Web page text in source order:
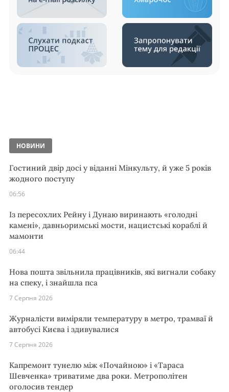
НОВИНИ
Гостиний двір досі у віданні Мінкульту, й уже 5 років
жодного поступу
06:56
Із пересохлих Рейну і Дунаю виринають «голодні
камені», давньоримські мости, нацистські кораблі й
мамонти
06:44
Нова пошта звільнила працівників, які вигнали собаку
на спеку, і знайшла пса
7 Серпня 2026
Журналісти виміряли температуру в метро, трамваї й
автобусі Києва і здивувалися
7 Серпня 2026
Капремонт тунелю між «Почайною» і «Тараса
Шевченка» триватиме два роки. Метрополітен
оголосив тендер